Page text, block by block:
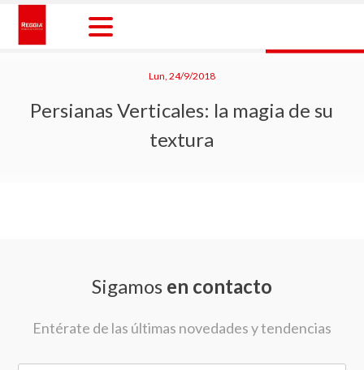
Skip
content
Lun, 24/9/2018
Persianas Verticales: la magia de su
textura
Sigamos en contacto
Entérate de las últimas novedades y tendencias